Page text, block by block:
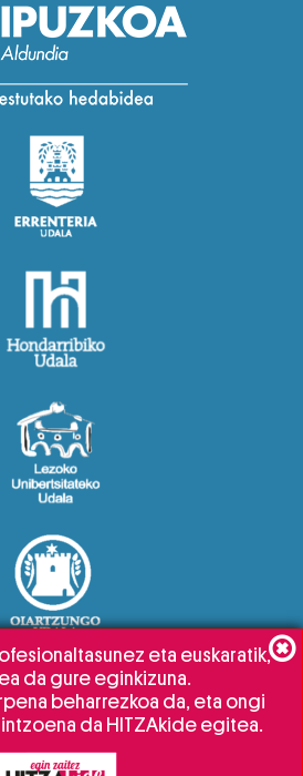
eta euskaratik,
da gure eginkizuna.
beharrezkoa da, eta ongi
da HITZAkide egitea.